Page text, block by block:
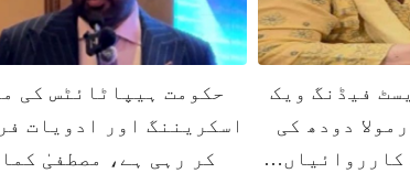
فیڈنگ ویک
دودھ کی
کارروائیاں…
حکومت ہیپاٹائٹس کی
اسکریننگ اور ادویات
کر رہی ہے، مصطفیٰ